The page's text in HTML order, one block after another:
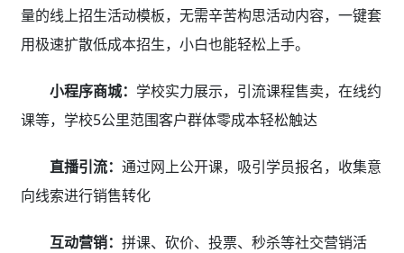
量的线上招生活动模板，无需辛苦构思活动内容，一键套
用极速扩散低成本招生，小白也能轻松上手。
小程序商城： 学校实力展示，引流课程售卖，在线约
课等，学校5公里范围客户群体零成本轻松触达
直播引流： 通过网上公开课，吸引学员报名，收集意
向线索进行销售转化
互动营销： 拼课、砍价、投票、秒杀等社交营销活